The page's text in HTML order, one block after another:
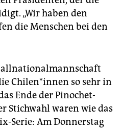
„Wir haben den
die Menschen bei den
Chi­le­n*in­nen so sehr in
Ende der Pinochet-
Stichwahl waren wie das
Serie: Am Donnerstag